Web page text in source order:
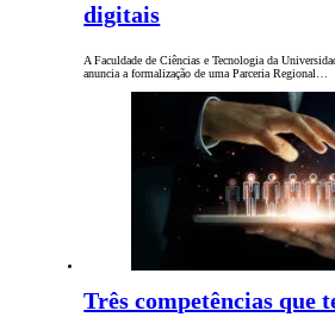
digitais
A Faculdade de Ciências e Tecnologia da
anuncia a formalização de uma Parceria Regional…
Três competências que